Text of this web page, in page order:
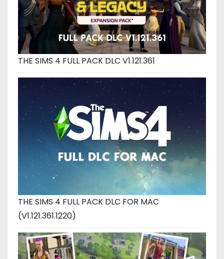
THE SIMS 4 FULL PACK DLC V1.121.361
THE SIMS 4 FULL PACK DLC FOR MAC
(V1.121.361.1220)